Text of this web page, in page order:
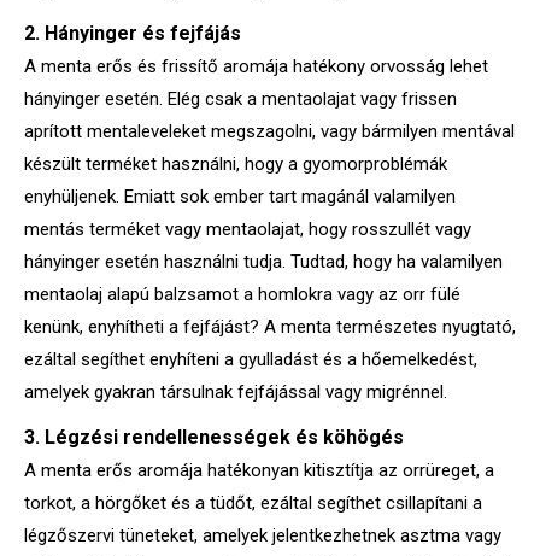
2. Hányinger és fejfájás
A menta erős és frissítő aromája hatékony orvosság lehet
hányinger esetén. Elég csak a mentaolajat vagy frissen
aprított mentaleveleket megszagolni, vagy bármilyen mentával
készült terméket használni, hogy a gyomorproblémák
enyhüljenek. Emiatt sok ember tart magánál valamilyen
mentás terméket vagy mentaolajat, hogy rosszullét vagy
hányinger esetén használni tudja. Tudtad, hogy ha valamilyen
mentaolaj alapú balzsamot a homlokra vagy az orr fülé
kenünk, enyhítheti a fejfájást? A menta természetes nyugtató,
ezáltal segíthet enyhíteni a gyulladást és a hőemelkedést,
amelyek gyakran társulnak fejfájással vagy migrénnel.
3. Légzési rendellenességek és köhögés
A menta erős aromája hatékonyan kitisztítja az orrüreget, a
torkot, a hörgőket és a tüdőt, ezáltal segíthet csillapítani a
légzőszervi tüneteket, amelyek jelentkezhetnek asztma vagy